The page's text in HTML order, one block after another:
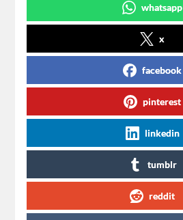
whatsapp
x
facebook
pinterest
linkedin
tumblr
reddit